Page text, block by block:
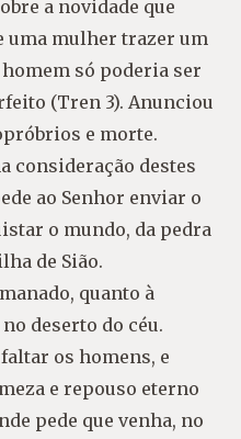
a novidade que
uma mulher trazer um
só poderia ser
(Tren 3). Anunciou
e morte.
consideração destes
ao Senhor enviar o
o mundo, da pedra
de Sião.
quanto à
deserto do céu.
os homens, e
e repouso eterno
pede que venha, no